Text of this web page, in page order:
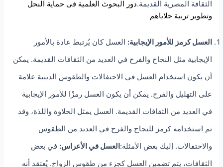
الثقافة المصرية القديمة.دور البحوث العلمية فى حماية النحل
وتطوير تربية خلاياهم
العسل كرمز للأمور الإيجابية: العسل كان يُرتبط عادة بالأمور
الإيجابية مثل النجاح والفرح في العديد من الثقافات القديمة. يمكن
أن يكون استخدام العسل في الاحتفالات والطقوس الدينية علامة
على التهليل والفرح. يمكن أن يكون العسل رمزًا للأمور الإيجابية
في العديد من الثقافات القديمة. العسل يمثل الحلاوة واللذة، وقد
تم استخدامه كرمز للنجاح والفرح في العديد من الطقوس
والاحتفالات. إليك بعض الأمثلة: العسل في الأعراس: في بعض
الثقافات، يتم تضمين العسل كجزء من طقوس الزواج. يُعتقد أنه